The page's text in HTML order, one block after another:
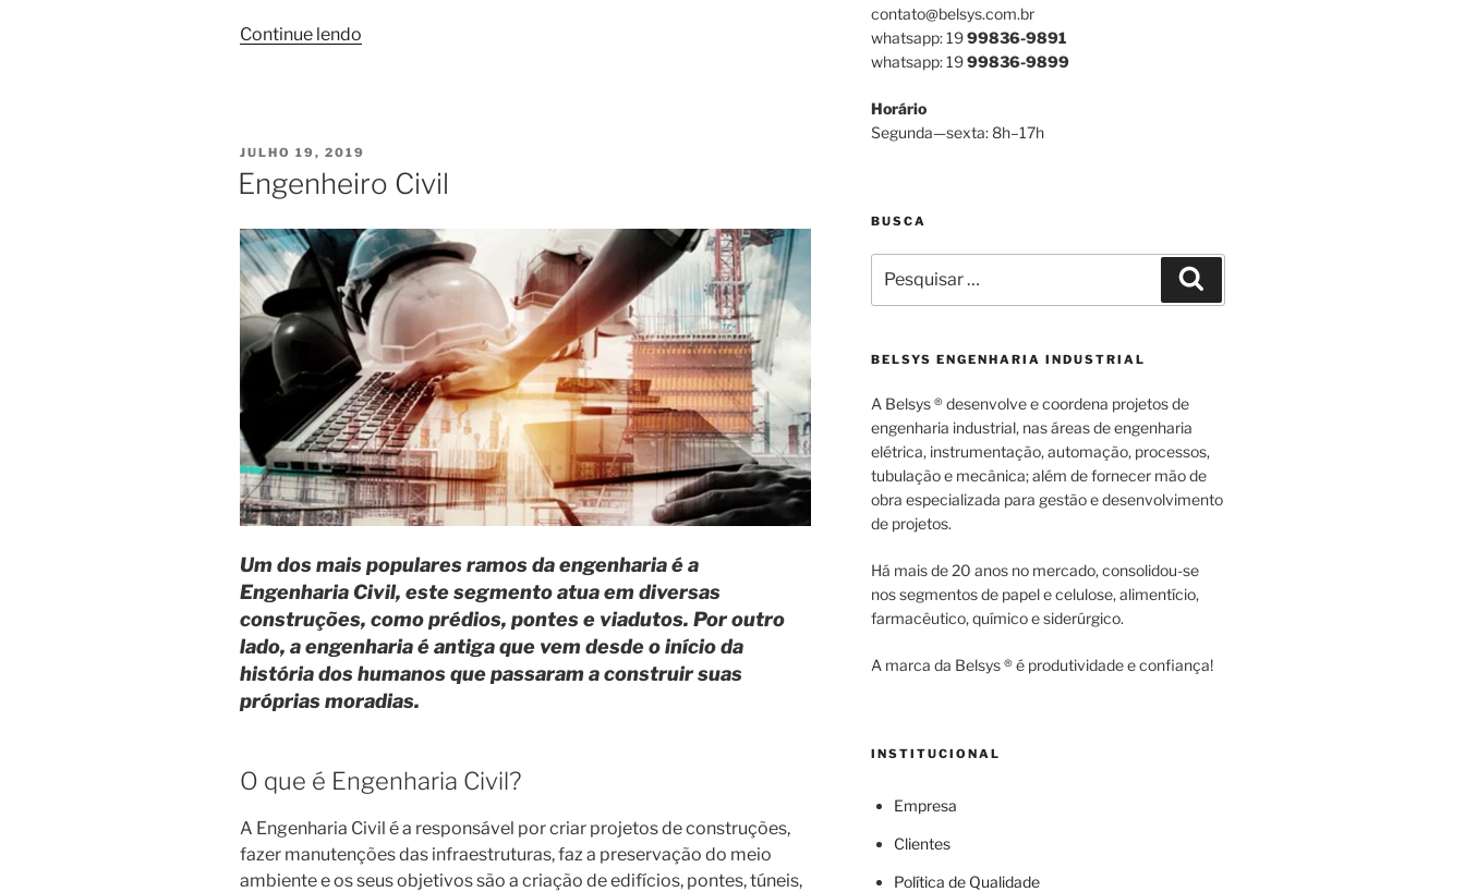
Continue lendo
no
do
trabalho
e
na
sua
carreira”
PUBLICADO
EM
JULHO 19, 2019
Engenheiro Civil
Um dos mais populares ramos da engenharia é a
Engenharia Civil, este segmento atua em diversas
construções, como prédios, pontes e viadutos. Por outro
lado, a engenharia é antiga que vem desde o início da
história dos humanos que passaram a construir suas
próprias moradias.
O que é Engenharia Civil?
A Engenharia Civil é a responsável por criar projetos de construções,
fazer manutenções das infraestruturas, faz a preservação do meio
ambiente e os seus objetivos são a criação de edifícios, pontes, túneis,
contato@belsys.com.br
whatsapp: 1999836-9891
whatsapp: 1999836-9899
Horário
Segunda—sexta: 8h–17h
BUSCA
por:
BELSYS ENGENHARIA INDUSTRIAL
A Belsys ® desenvolve e coordena projetos de
engenharia industrial, nas áreas de engenharia
elétrica, instrumentação, automação, processos,
tubulação e mecânica; além de fornecer mão de
obra especializada para gestão e desenvolvimento
de projetos.
Há mais de 20 anos no mercado, consolidou-se
nos segmentos de papel e celulose, alimentício,
farmacêutico, químico e siderúrgico.
A marca da Belsys ® é produtividade e confiança!
INSTITUCIONAL
Empresa
Clientes
Política de Qualidade